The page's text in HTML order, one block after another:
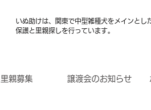
いぬ助けは、関東で中型雑種犬をメインとし
保護と里親探しを行っています。
里親募集 譲渡会のお知らせ